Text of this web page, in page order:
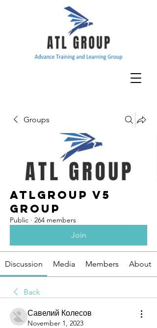
Groups
ATLGroup v5
Group
Public · 264 members
Join
Discussion Media Members About
Back
Савелий Колесов
November 1, 2023